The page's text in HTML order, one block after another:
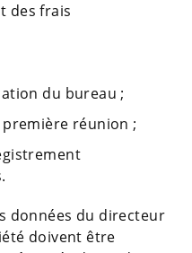
des frais
du bureau ;
réunion ;
données du directeur
doivent être